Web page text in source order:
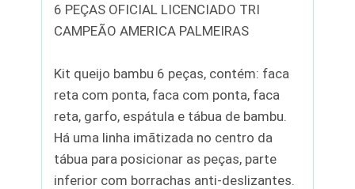
6 PEÇAS OFICIAL LICENCIADO TRI
CAMPEÃO AMERICA PALMEIRAS
Kit queijo bambu 6 peças, contém: faca
reta com ponta, faca com ponta, faca
reta, garfo, espátula e tábua de bambu.
Há uma linha imãtizada no centro da
tábua para posicionar as peças, parte
inferior com borrachas anti-deslizantes.